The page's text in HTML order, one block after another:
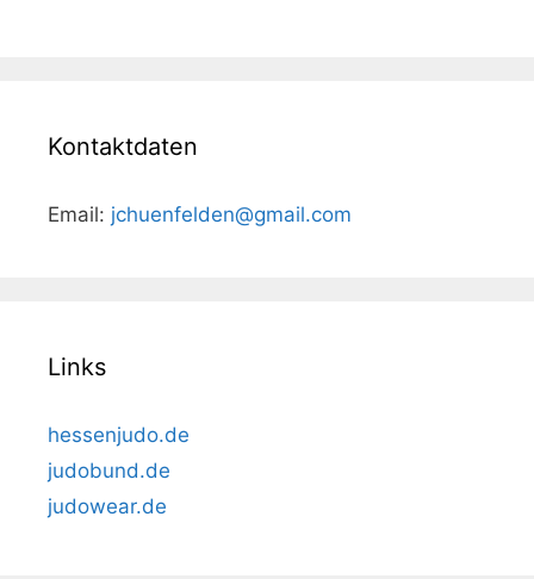
Kontaktdaten
Email: jchuenfelden@gmail.com
Links
hessenjudo.de
judobund.de
judowear.de